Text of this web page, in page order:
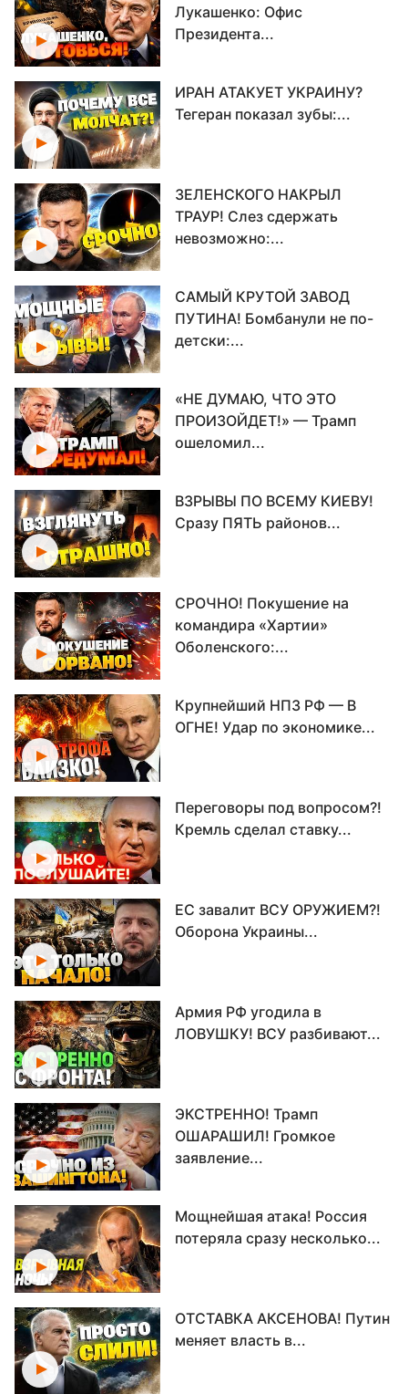
Лукашенко: Офис
Президента...
ИРАН АТАКУЕТ УКРАИНУ?
Тегеран показал зубы:...
ЗЕЛЕНСКОГО НАКРЫЛ
ТРАУР! Слез сдержать
невозможно:...
САМЫЙ КРУТОЙ ЗАВОД
ПУТИНА! Бомбанули не по-
детски:...
«НЕ ДУМАЮ, ЧТО ЭТО
ПРОИЗОЙДЕТ!» — Трамп
ошеломил...
ВЗРЫВЫ ПО ВСЕМУ КИЕВУ!
Сразу ПЯТЬ районов...
СРОЧНО! Покушение на
командира «Хартии»
Оболенского:...
Крупнейший НПЗ РФ — В
ОГНЕ! Удар по экономике...
Переговоры под вопросом?!
Кремль сделал ставку...
ЕС завалит ВСУ ОРУЖИЕМ?!
Оборона Украины...
Армия РФ угодила в
ЛОВУШКУ! ВСУ разбивают...
ЭКСТРЕННО! Трамп
ОШАРАШИЛ! Громкое
заявление...
Мощнейшая атака! Россия
потеряла сразу несколько...
ОТСТАВКА АКСЕНОВА! Путин
меняет власть в...